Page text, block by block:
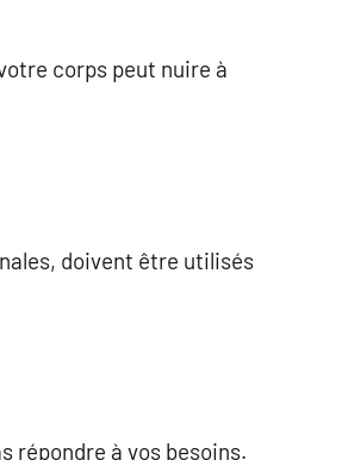
corps peut nuire à
doivent être utilisés
répondre à vos besoins.